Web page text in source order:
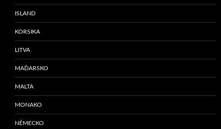
ISLAND
KORSIKA
LITVA
MAĎARSKO
MALTA
MONAKO
NĚMECKO